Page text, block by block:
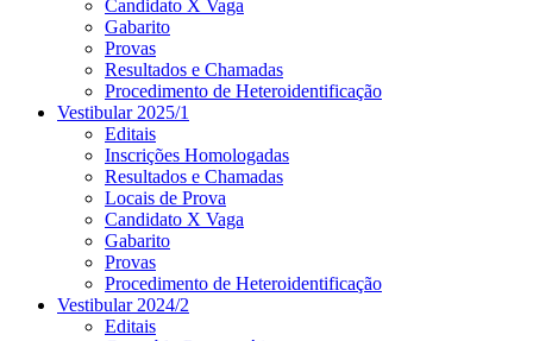
Candidato X Vaga
Gabarito
Provas
Resultados e Chamadas
Procedimento de Heteroidentificação
Vestibular 2025/1
Editais
Inscrições Homologadas
Resultados e Chamadas
Locais de Prova
Candidato X Vaga
Gabarito
Provas
Procedimento de Heteroidentificação
Vestibular 2024/2
Editais